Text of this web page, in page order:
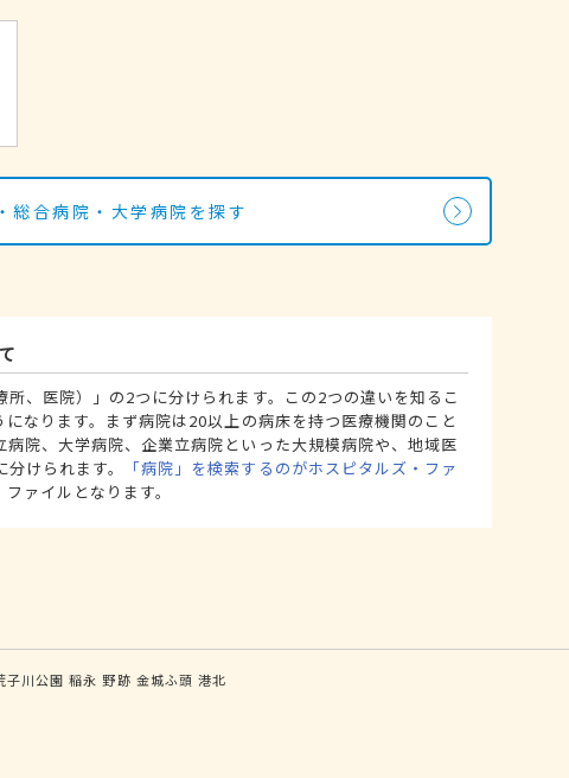
総合病院・大学病院を探す
、医院）」の2つに分けられます。この2つの違いを知るこ
なります。まず病院は20以上の病床を持つ医療機関のこと
院、大学病院、企業立病院といった大規模病院や、地域医
けられます。
「病院」を検索するのがホスピタルズ・ファ
ァイルとなります。
子川公園 稲永 野跡 金城ふ頭 港北